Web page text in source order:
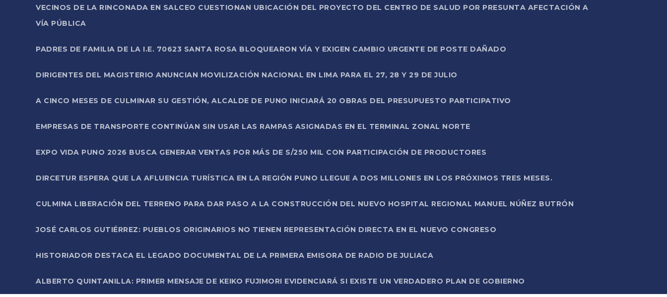
VECINOS DE LA RINCONADA EN SALCEO CUESTIONAN UBICACIÓN DEL PROYECTO DEL CENTRO DE SALUD POR PRESUNTA AFECTACIÓN A
VÍA PÚBLICA
PADRES DE FAMILIA DE LA I.E. 70623 SANTA ROSA BLOQUEARON VÍA Y EXIGEN CAMBIO URGENTE DE POSTE DAÑADO
DIRIGENTES DEL MAGISTERIO ANUNCIAN MOVILIZACIÓN NACIONAL EN LIMA PARA EL 27, 28 Y 29 DE JULIO
A CINCO MESES DE CULMINAR SU GESTIÓN, ALCALDE DE PUNO INICIARÁ 20 OBRAS DEL PRESUPUESTO PARTICIPATIVO
EMPRESAS DE TRANSPORTE CONTINÚAN SIN USAR LAS RAMPAS ASIGNADAS EN EL TERMINAL ZONAL NORTE
EXPO VIDA PUNO 2026 BUSCA GENERAR VENTAS POR MÁS DE S/250 MIL CON PARTICIPACIÓN DE PRODUCTORES
DIRCETUR ESPERA QUE LA AFLUENCIA TURÍSTICA EN LA REGIÓN PUNO LLEGUE A DOS MILLONES EN LOS PRÓXIMOS TRES MESES.
CULMINA LIBERACIÓN DEL TERRENO PARA DAR PASO A LA CONSTRUCCIÓN DEL NUEVO HOSPITAL REGIONAL MANUEL NÚÑEZ BUTRÓN
JOSÉ CARLOS GUTIÉRREZ: PUEBLOS ORIGINARIOS NO TIENEN REPRESENTACIÓN DIRECTA EN EL NUEVO CONGRESO
HISTORIADOR DESTACA EL LEGADO DOCUMENTAL DE LA PRIMERA EMISORA DE RADIO DE JULIACA
ALBERTO QUINTANILLA: PRIMER MENSAJE DE KEIKO FUJIMORI EVIDENCIARÁ SI EXISTE UN VERDADERO PLAN DE GOBIERNO